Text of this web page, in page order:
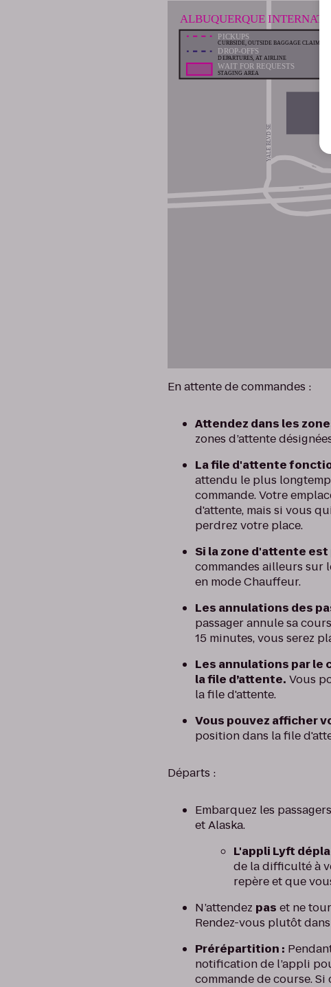
En attente de commandes :
Attendez dans les
zones d’attente
La file d'attente
attendu le plus
commande. Votre
d'attente, mais si vous
perdrez votre place.
Si la zone d'attente
commandes ailleurs sur
en mode Chauffeur.
Les annulations des
passager annule sa
15 minutes, vous serez
Les annulations par
la file d’attente. Vous
la file d'attente.
Vous pouvez afficher
position dans la file
Départs :
Embarquez les
et Alaska.
L'appli Lyft
de la difficulté à
repère et que
N’attendez pas et ne
Rendez-vous plutôt dans
Prérépartition :
notification de l’appli
commande de course.